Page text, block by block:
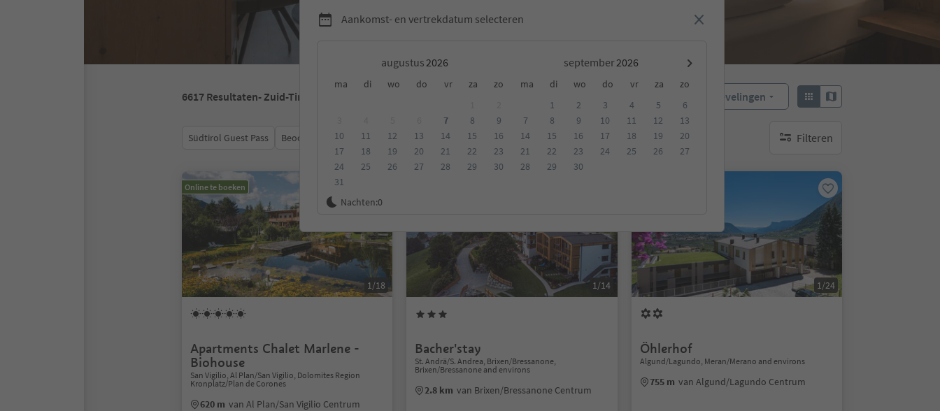
Aankomst- en vertrekdatum selecteren
augustus september
ma di wo do vr za zo ma di wo do vr za
zo
7 8
9
10
11 12 13 14 15
16
17
18 19 20 21 22
23
24
25 26 27 28 29
30
31
1 2 3 4 5
6
7
8 9 10 11 12
13
14
15 16 17 18 19
20
21
22 23 24 25 26
27
28
29 30
Nachten:0
6617 Resultaten- Zuid-Tirol Aanbevelingen
Südtirol Guest Pass Beoordeling Categorie Type catering Duurzame accommodatie Filteren
geen actieve filters
Online te boeken
1/18
Apartments Chalet Marlene -
Biohouse
San Vigilio, Al Plan/San Vigilio, Dolomites Region
Kronplatz/Plan de Corones
620 m van Al Plan/San Vigilio Centrum
1/14
Bacher'stay
St. Andrä/S. Andrea, Brixen/Bressanone,
Brixen/Bressanone and environs
2.8 km van Brixen/Bressanone Centrum
1/24
Öhlerhof
Algund/Lagundo, Meran/Merano and environs
755 m van Algund/Lagundo Centrum